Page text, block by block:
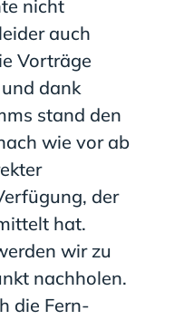
nicht
leider auch
Vorträge
dank
stand den
wie vor ab
der
hat.
wir zu
nachholen.
die Fern-